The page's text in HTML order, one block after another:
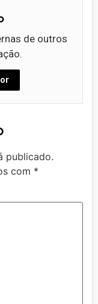
de outros
publicado.
com *